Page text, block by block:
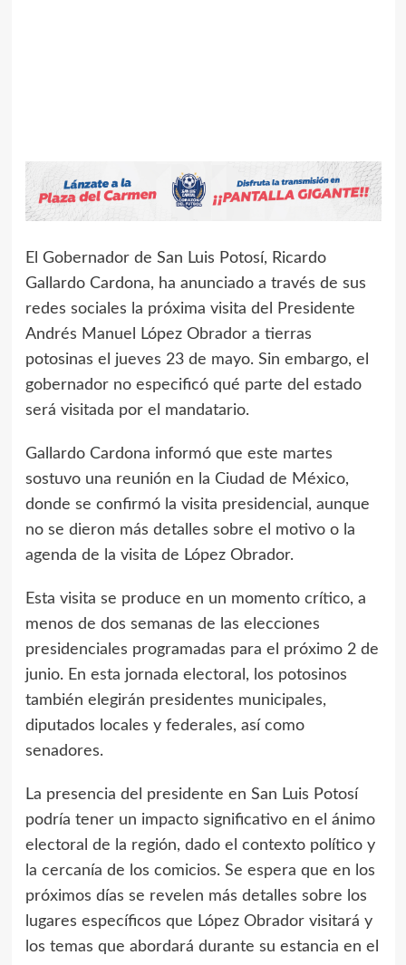
El Gobernador de San Luis Potosí, Ricardo
Gallardo Cardona, ha anunciado a través de sus
redes sociales la próxima visita del Presidente
Andrés Manuel López Obrador a tierras
potosinas el jueves 23 de mayo. Sin embargo, el
gobernador no especificó qué parte del estado
será visitada por el mandatario.
Gallardo Cardona informó que este martes
sostuvo una reunión en la Ciudad de México,
donde se confirmó la visita presidencial, aunque
no se dieron más detalles sobre el motivo o la
agenda de la visita de López Obrador.
Esta visita se produce en un momento crítico, a
menos de dos semanas de las elecciones
presidenciales programadas para el próximo 2 de
junio. En esta jornada electoral, los potosinos
también elegirán presidentes municipales,
diputados locales y federales, así como
senadores.
La presencia del presidente en San Luis Potosí
podría tener un impacto significativo en el ánimo
electoral de la región, dado el contexto político y
la cercanía de los comicios. Se espera que en los
próximos días se revelen más detalles sobre los
lugares específicos que López Obrador visitará y
los temas que abordará durante su estancia en el